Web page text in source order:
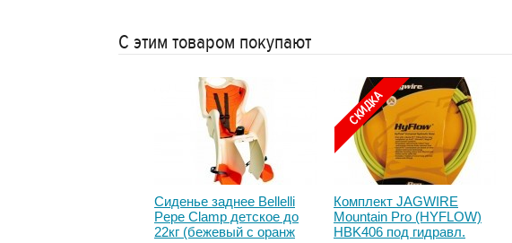
С этим товаром покупают
Сиденье заднее Bellelli
Pepe Clamp детское до
22кг (бежевый с оранж
Комплект JAGWIRE
Mountain Pro (HYFLOW)
HBK406 под гидравл.